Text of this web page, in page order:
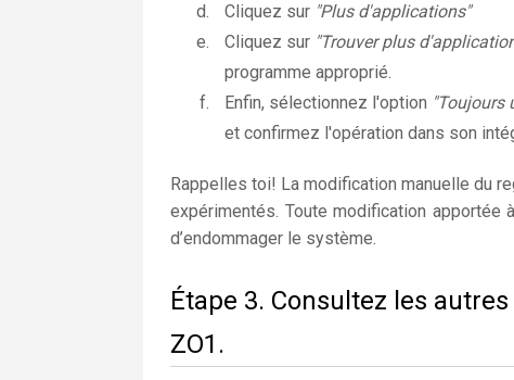
Cliquez sur "Plus d'applications"
Cliquez sur "Trouver plus
programme approprié.
Enfin, sélectionnez l'option "Toujours
et confirmez l'opération dans son
Rappelles toi! La modification manuelle du
expérimentés. Toute modification apportée
d’endommager le système.
Étape 3. Consultez les
ZO1.